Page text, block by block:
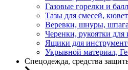
Газовые горелки и
Тазы для смесей,
Веревки, шнуры,
Черенки, рукоятки для
Ящики для
Укрывной материал,
Спецодежда, средства